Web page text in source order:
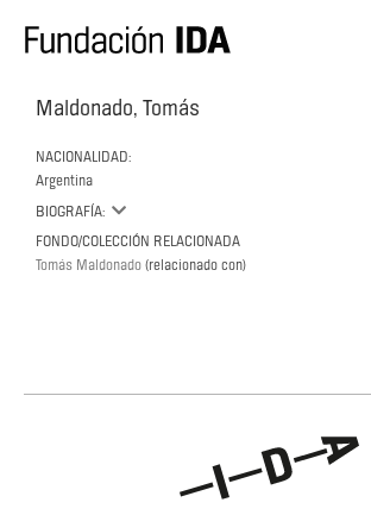
Maldonado, Tomás
NACIONALIDAD:
Argentina
BIOGRAFÍA:
FONDO/COLECCIÓN RELACIONADA
Tomás Maldonado (relacionado con)